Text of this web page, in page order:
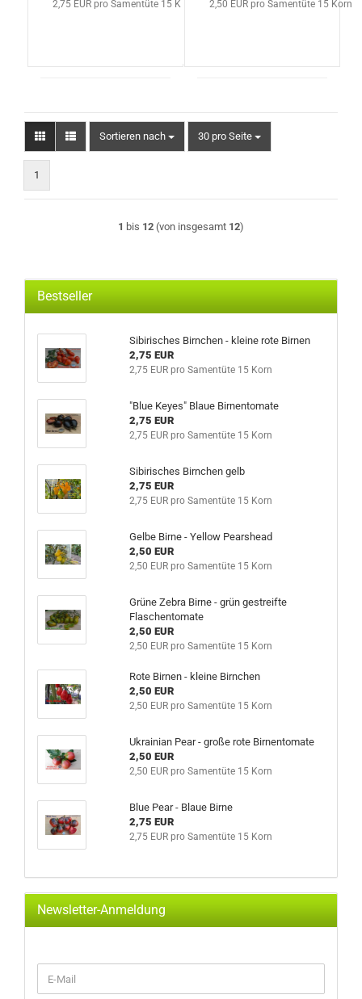
2,75 EUR pro Samentüte 15 Korn 2,50 EUR pro Samentüte 15 Korn
Sortieren nach
Sortieren nach 30 pro Seite
pro Seite
1
1 bis 12 (von insgesamt 12)
Bestseller
Sibirisches Birnchen - kleine rote Birnen
2,75 EUR
2,75 EUR pro Samentüte 15 Korn
"Blue Keyes" Blaue Birnentomate
2,75 EUR
2,75 EUR pro Samentüte 15 Korn
Sibirisches Birnchen gelb
2,75 EUR
2,75 EUR pro Samentüte 15 Korn
Gelbe Birne - Yellow Pearshead
2,50 EUR
2,50 EUR pro Samentüte 15 Korn
Grüne Zebra Birne - grün gestreifte
Flaschentomate
2,50 EUR
2,50 EUR pro Samentüte 15 Korn
Rote Birnen - kleine Birnchen
2,50 EUR
2,50 EUR pro Samentüte 15 Korn
Ukrainian Pear - große rote Birnentomate
2,50 EUR
2,50 EUR pro Samentüte 15 Korn
Blue Pear - Blaue Birne
2,75 EUR
2,75 EUR pro Samentüte 15 Korn
Newsletter-Anmeldung
ZUR
E-
Mail